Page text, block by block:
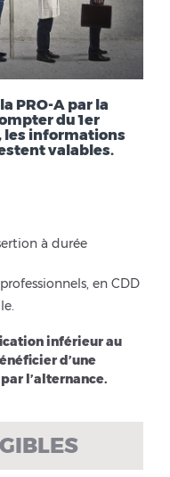
PRO-A par la
du 1er
les informations
valables.
à durée
en CDD
inférieur au
d’une
l’alternance.